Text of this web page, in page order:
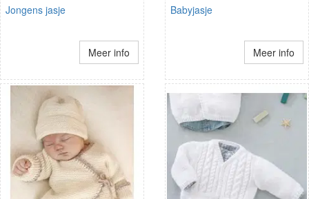
Jongens jasje
Meer info
Babyjasje
Meer info